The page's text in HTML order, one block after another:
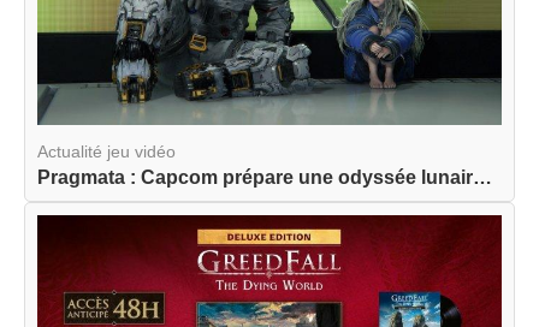
Actualité jeu vidéo
Pragmata : Capcom prépare une odyssée lunaire am...